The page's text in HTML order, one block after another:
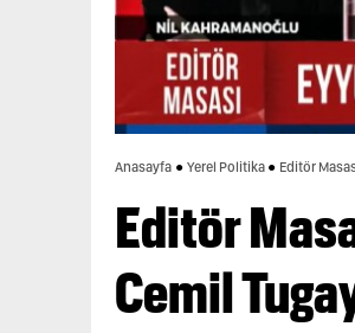
Anasayfa Yerel Politika Editör
Editör
Cemil